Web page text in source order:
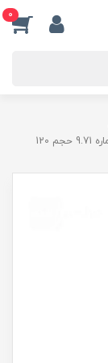
0
رنگ مو دوماسی گروه کافی شاپ رنگ کاراملی روشن شماره 9.71 حجم 120